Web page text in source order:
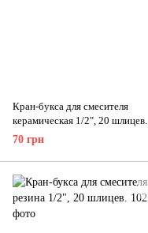
Кран-букса для смесителя
керамическая 1/2", 20 шлицев.
70 грн